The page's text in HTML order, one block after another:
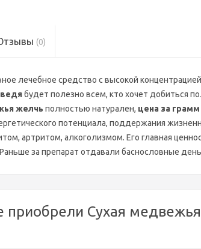
(0)
лечебное средство с высокой
будет полезно всем, кто хочет добиться
желчь полностью натурален, цена за грамм
потенциала, поддержания
артритом, алкоголизмом. Его главная
Раньше за препарат отдавали баснословные
приобрели Сухая